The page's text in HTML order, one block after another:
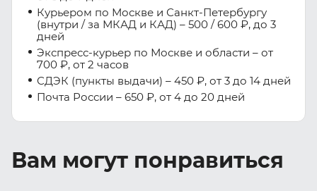
Курьером по Москве и Санкт-Петербургу
(внутри / за МКАД и КАД) – 500 / 600 ₽, до 3
дней
Экспресс-курьер по Москве и области – от
700 ₽, от 2 часов
СДЭК (пункты выдачи) – 450 ₽, от 3 до 14 дней
Почта России – 650 ₽, от 4 до 20 дней
Вам могут понравиться